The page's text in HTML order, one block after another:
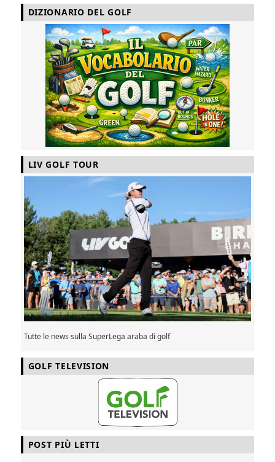
DIZIONARIO DEL GOLF
LIV GOLF TOUR
Tutte le news sulla SuperLega araba di golf
GOLF TELEVISION
POST PIÙ LETTI